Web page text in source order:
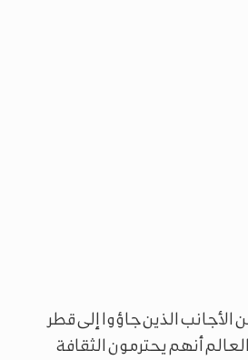
الذين جاؤوا إلى قطر
أنهم يحترمون الثقافة